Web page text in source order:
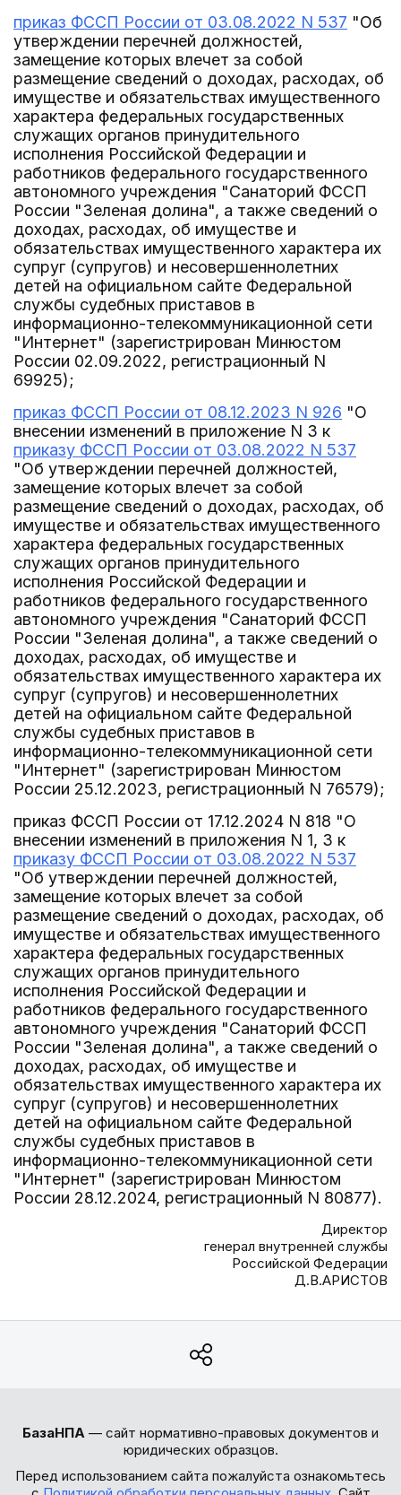
приказ ФССП России от 03.08.2022 N 537 "Об
утверждении перечней должностей,
замещение которых влечет за собой
размещение сведений о доходах, расходах, об
имуществе и обязательствах имущественного
характера федеральных государственных
служащих органов принудительного
исполнения Российской Федерации и
работников федерального государственного
автономного учреждения "Санаторий ФССП
России "Зеленая долина", а также сведений о
доходах, расходах, об имуществе и
обязательствах имущественного характера их
супруг (супругов) и несовершеннолетних
детей на официальном сайте Федеральной
службы судебных приставов в
информационно-телекоммуникационной сети
"Интернет" (зарегистрирован Минюстом
России 02.09.2022, регистрационный N
69925);
приказ ФССП России от 08.12.2023 N 926 "О
внесении изменений в приложение N 3 к
приказу ФССП России от 03.08.2022 N 537
"Об утверждении перечней должностей,
замещение которых влечет за собой
размещение сведений о доходах, расходах, об
имуществе и обязательствах имущественного
характера федеральных государственных
служащих органов принудительного
исполнения Российской Федерации и
работников федерального государственного
автономного учреждения "Санаторий ФССП
России "Зеленая долина", а также сведений о
доходах, расходах, об имуществе и
обязательствах имущественного характера их
супруг (супругов) и несовершеннолетних
детей на официальном сайте Федеральной
службы судебных приставов в
информационно-телекоммуникационной сети
"Интернет" (зарегистрирован Минюстом
России 25.12.2023, регистрационный N 76579);
приказ ФССП России от 17.12.2024 N 818 "О
внесении изменений в приложения N 1, 3 к
приказу ФССП России от 03.08.2022 N 537
"Об утверждении перечней должностей,
замещение которых влечет за собой
размещение сведений о доходах, расходах, об
имуществе и обязательствах имущественного
характера федеральных государственных
служащих органов принудительного
исполнения Российской Федерации и
работников федерального государственного
автономного учреждения "Санаторий ФССП
России "Зеленая долина", а также сведений о
доходах, расходах, об имуществе и
обязательствах имущественного характера их
супруг (супругов) и несовершеннолетних
детей на официальном сайте Федеральной
службы судебных приставов в
информационно-телекоммуникационной сети
"Интернет" (зарегистрирован Минюстом
России 28.12.2024, регистрационный N 80877).
Директор
генерал внутренней службы
Российской Федерации
Д.В.АРИСТОВ
БазаНПА — сайт нормативно-правовых документов и
юридических образцов.
Перед использованием сайта пожалуйста ознакомьтесь